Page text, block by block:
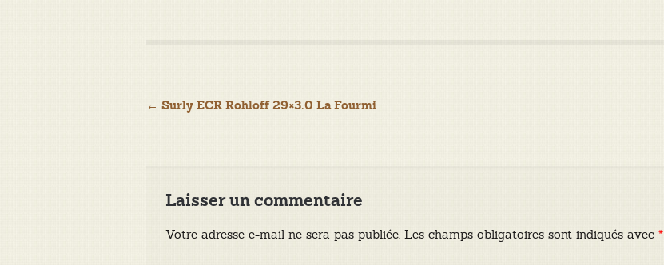
Navigation
← Surly ECR Rohloff 29×3.0 La Fourmi
Laisser un commentaire
Votre adresse e-mail ne sera pas publiée. Les champs obligatoires sont indiqués avec*